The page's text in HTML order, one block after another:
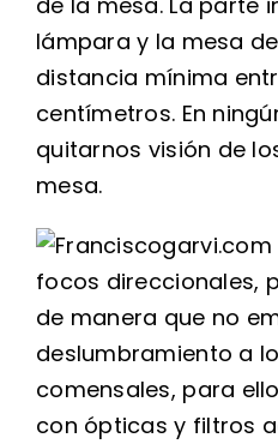
lámpara y la mesa
distancia mínima
centímetros. En
quitarnos visión de
mesa.
focos direccionales,
de manera que no
deslumbramiento a
comensales, para
con ópticas y filtros